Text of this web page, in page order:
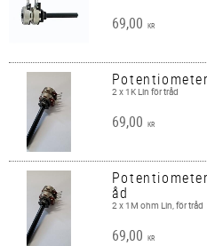
69,00 KR
2 x 1K Lin för tråd
69,00 KR
åd
2 x 1M ohm Lin, för tråd
69,00 KR